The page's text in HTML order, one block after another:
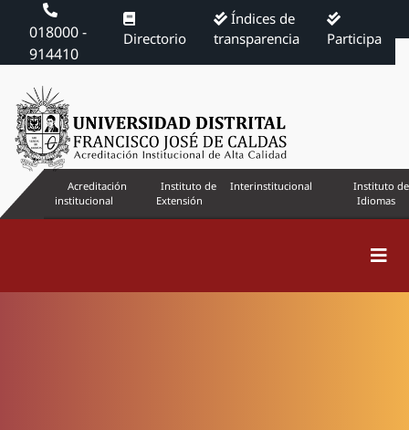
018000 -
914410
Directorio
Índices de
transparencia
Participa
Acreditación
institucional
Instituto de
Extensión
Interinstitucional
Instituto de
Idiomas